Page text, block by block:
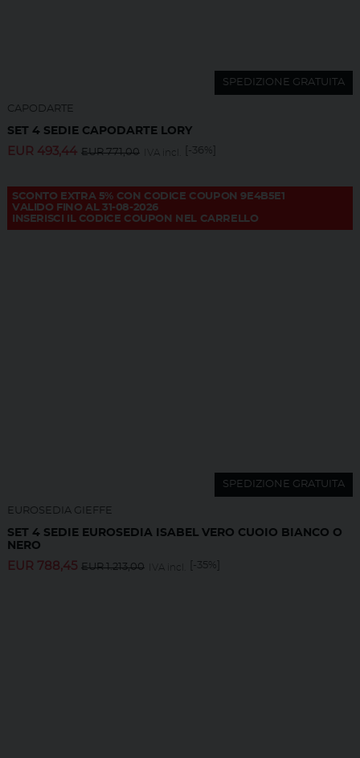
SPEDIZIONE GRATUITA
CAPODARTE
SET 4 SEDIE CAPODARTE LORY
EUR 493,44 EUR771,00 IVA incl. [-36%]
SCONTO EXTRA 5% CON CODICE COUPON 9E4B5E1
VALIDO FINO AL 31-08-2026
INSERISCI IL CODICE COUPON NEL CARRELLO
SPEDIZIONE GRATUITA
EUROSEDIA GIEFFE
SET 4 SEDIE EUROSEDIA ISABEL VERO CUOIO BIANCO O
NERO
EUR 788,45 EUR1.213,00 IVA incl. [-35%]